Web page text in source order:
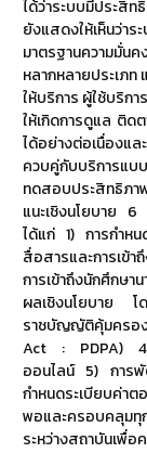
ได้ว่าระบบมีประสิท
ยังแสดงให้เห็นว่า
มาตรฐานความมั่
หลากหลายประเภท
ให้บริการ ผู้ใช้บริก
ให้เกิดการดูแล ติด
ได้อย่างต่อเนื่องแ
ควบคู่กับบริการแ
ทดสอบประสิทธิภา
แนะเชิงนโยบาย 6
ได้แก่ 1) การกำห
สื่อสารและการเข้
การเข้าถึงนักศึกษา
ผลเชิงนโยบาย โ
ราชบัญญัติคุ้มครอ
Act : PDPA) 4)
ออนไลน์ 5) การพั
กำหนดระเบียบค่าต
พอและครอบคลุม
ระหว่างสถาบันเพื่อ